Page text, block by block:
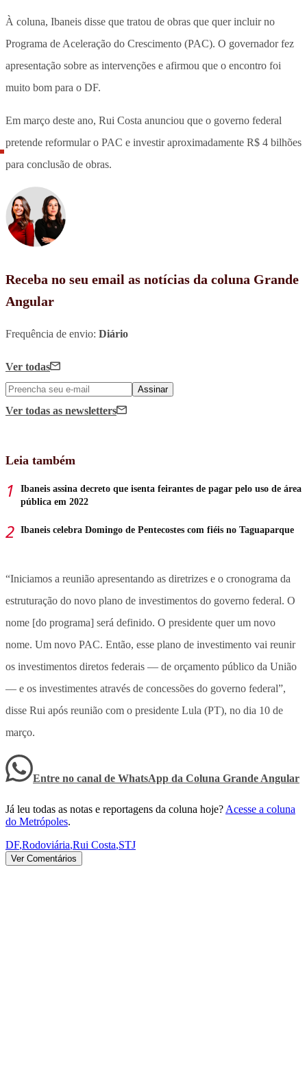
À coluna, Ibaneis disse que tratou de obras que quer incluir no
Programa de Aceleração do Crescimento (PAC). O governador fez
apresentação sobre as intervenções e afirmou que o encontro foi
muito bom para o DF.
Em março deste ano, Rui Costa anunciou que o governo federal
pretende reformular o PAC e investir aproximadamente R$ 4 bilhões
para conclusão de obras.
Receba no seu email as notícias da coluna Grande
Angular
Frequência de envio: Diário
Ver todas
Assinar
Ver todas as newsletters
Leia também
Ibaneis assina decreto que isenta feirantes de pagar pelo uso de área
pública em 2022
Ibaneis celebra Domingo de Pentecostes com fiéis no Taguaparque
“Iniciamos a reunião apresentando as diretrizes e o cronograma da
estruturação do novo plano de investimentos do governo federal. O
nome [do programa] será definido. O presidente quer um novo
nome. Um novo PAC. Então, esse plano de investimento vai reunir
os investimentos diretos federais — de orçamento público da União
— e os investimentes através de concessões do governo federal”,
disse Rui após reunião com o presidente Lula (PT), no dia 10 de
março.
Entre no canal de WhatsApp da Coluna Grande Angular
Já leu todas as notas e reportagens da coluna hoje? Acesse a coluna
do Metrópoles.
DF,Rodoviária,Rui Costa,STJ
Ver Comentários